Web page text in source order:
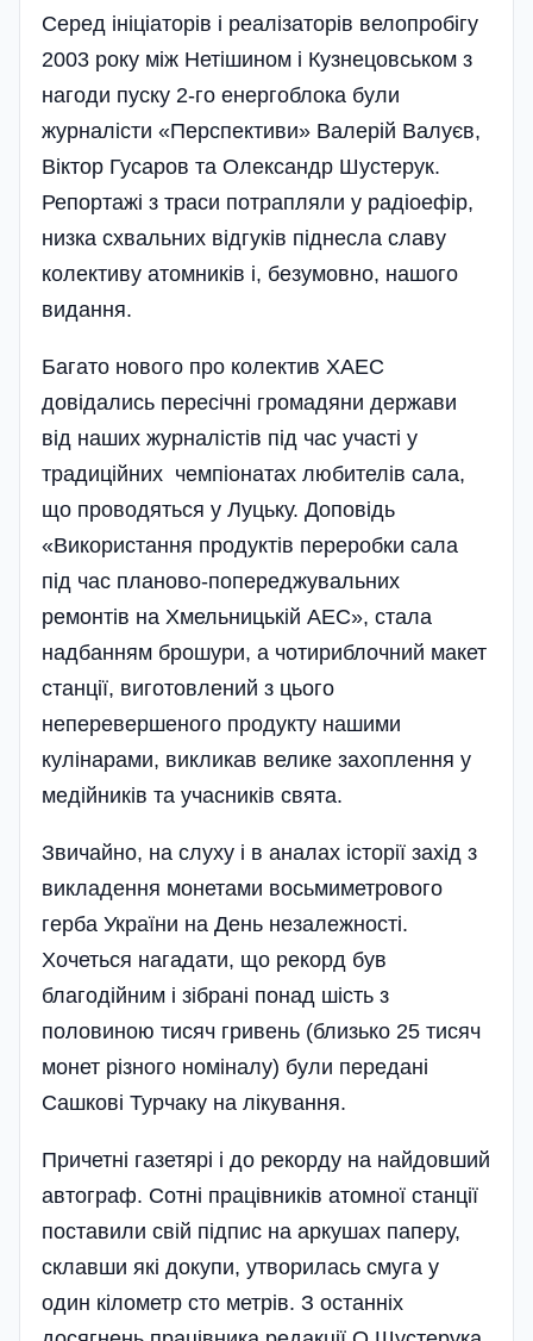
Серед ініціаторів і реалізаторів велопробігу
2003 року між Нетішином і Кузнецовськом з
нагоди пуску 2-го енергоблока були
журналісти «Перспективи» Валерій Валуєв,
Віктор Гусаров та Олек­сандр Шустерук.
Репортажі з траси потрапляли у радіоефір,
низка схвальних відгуків піднесла славу
колективу атомників і, безумовно, нашого
видання.
Багато нового про колектив ХАЕС
довідались пересічні громадяни держави
від наших журналістів під час участі у
традиційних чемпіонатах любителів сала,
що проводяться у Луцьку. Доповідь
«Використання продуктів переробки сала
під час планово-попереджувальних
ремонтів на Хмельницькій АЕС», стала
надбанням брошури, а чотириблочний макет
станції, виготовлений з цього
неперевершеного продукту нашими
кулінарами, викликав велике захоплення у
медійників та учасників свята.
Звичайно, на слуху і в аналах історії захід з
викладення монетами восьмиметрового
герба України на День незалежності.
Хочеться нагадати, що рекорд був
благодійним і зібрані понад шість з
половиною тисяч гривень (близько 25 тисяч
монет різного номіналу) були передані
Сашкові Турчаку на лікування.
Причетні газетярі і до рекорду на найдовший
автограф. Сотні працівників атомної станції
по­ставили свій підпис на аркушах паперу,
склавши які докупи, утворилась смуга у
один кілометр сто метрів. З останніх